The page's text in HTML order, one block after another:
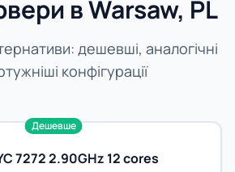
в Warsaw, PL
дешевші, аналогічні
конфігурації
Дешевше
7272 2.90GHz 12 cores